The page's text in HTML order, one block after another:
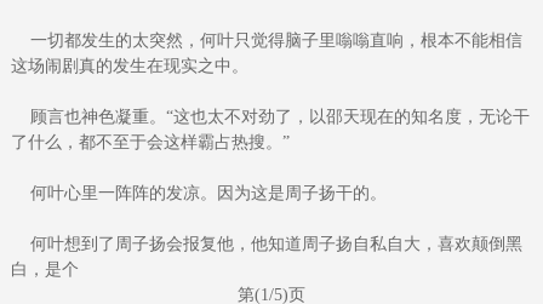
一切都发生的太突然，何叶只觉得脑子里嗡嗡直响，根本不能相信
这场闹剧真的发生在现实之中。
顾言也神色凝重。“这也太不对劲了，以邵天现在的知名度，无论干
了什么，都不至于会这样霸占热搜。”
何叶心里一阵阵的发凉。因为这是周子扬干的。
何叶想到了周子扬会报复他，他知道周子扬自私自大，喜欢颠倒黑
白，是个
第(1/5)页